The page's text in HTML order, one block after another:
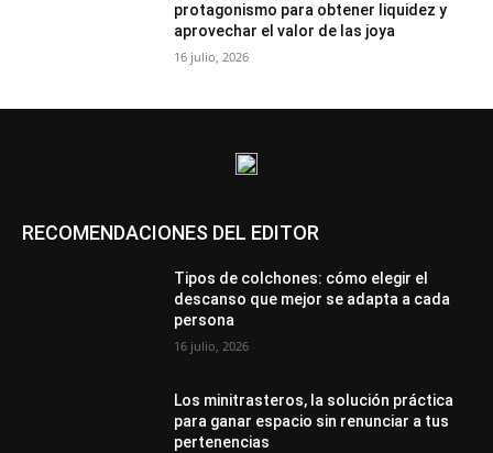
protagonismo para obtener liquidez y
aprovechar el valor de las joya
16 julio, 2026
RECOMENDACIONES DEL EDITOR
Tipos de colchones: cómo elegir el
descanso que mejor se adapta a cada
persona
16 julio, 2026
Los minitrasteros, la solución práctica
para ganar espacio sin renunciar a tus
pertenencias